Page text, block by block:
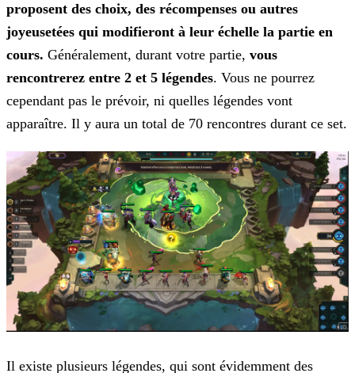
proposent des choix, des récompenses ou autres
joyeusetées qui modifieront à leur échelle la partie en
cours. Généralement, durant votre partie, vous
rencontrerez entre 2 et 5 légendes. Vous ne pourrez
cependant pas le prévoir, ni quelles légendes vont
apparaître. Il y aura un total de 70 rencontres durant ce set.
Il existe plusieurs légendes, qui sont évidemment des